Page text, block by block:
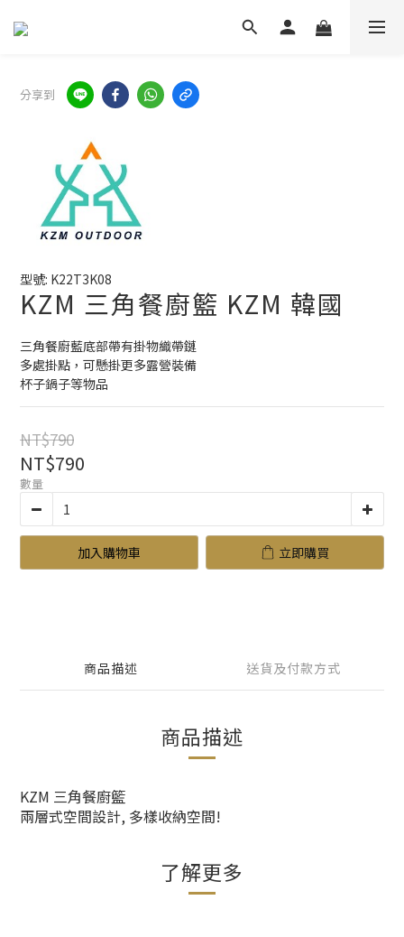
分享到
型號: K22T3K08
KZM 三角餐廚籃 KZM 韓國
三角餐廚藍底部帶有掛物織帶鏈
多處掛點，可懸掛更多露營裝備
杯子鍋子等物品
NT$790
NT$790
數量
加入購物車 立即購買
商品描述 送貨及付款方式
商品描述
KZM 三角餐廚籃
兩層式空間設計, 多樣收納空間!
了解更多